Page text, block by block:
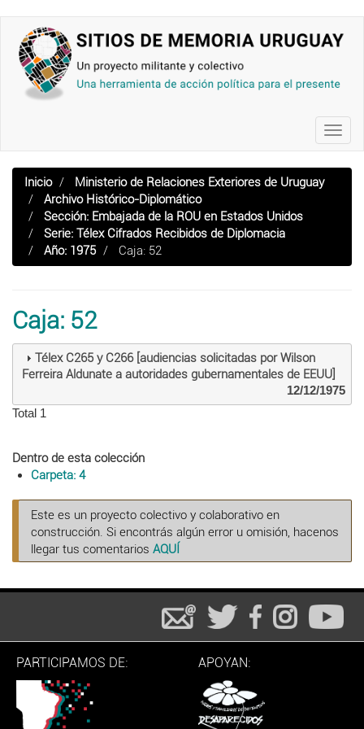
contenido
principal
Inicio
Ministerio de Relaciones Exteriores de Uruguay
Archivo Histórico-Diplomático
Sección: Embajada de la ROU en Estados Unidos
Serie: Télex Cifrados Recibidos de Diplomacia
Año: 1975
Caja: 52
Caja: 52
Télex C265 y C266 [audiencias solicitadas por Wilson
Ferreira Aldunate a autoridades gubernamentales de EEUU]
12/12/1975
Total 1
Dentro de esta colección
Carpeta: 4
Este es un proyecto colectivo y colaborativo en
construcción. Si encontrás algún error u omisión, hacenos
llegar tus comentarios AQUÍ
PARTICIPAMOS DE: APOYAN: